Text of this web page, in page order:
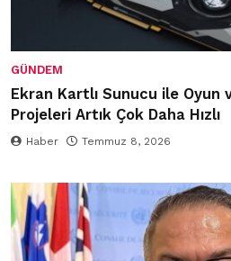
GÜNDEM
Ekran Kartlı Sunucu ile Oyun
Projeleri Artık Çok Daha Hızlı
Haber Temmuz 8, 2026